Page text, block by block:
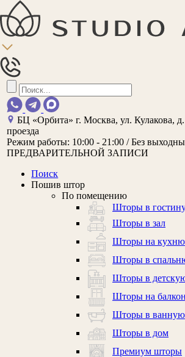
БЦ «Орбита»г. Москва, ул. Кулакова,
проезда
Режим работы: 10:00 - 21:00 / Без
ПРЕДВАРИТЕЛЬНОЙ ЗАПИСИ
Поиск
Пошив штор
По помещению
Шторы в
Шторы в зал
Шторы на кухню
Шторы в
Шторы в
Шторы на балкон
Шторы в ванную
Шторы в дом
Премиум шторы